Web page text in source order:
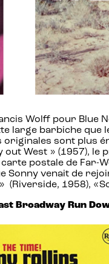
Wolff pour
large barbiche
sont plus
West » (1957),
postale de Far-
venait de
1958),
Broadway Run